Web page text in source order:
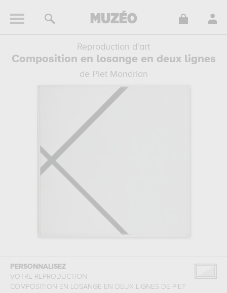
Reproduction d'art
Composition en losange en deux lignes
de Piet Mondrian
PERSONNALISEZ
VOTRE REPRODUCTION
COMPOSITION EN LOSANGE EN DEUX LIGNES DE PIET